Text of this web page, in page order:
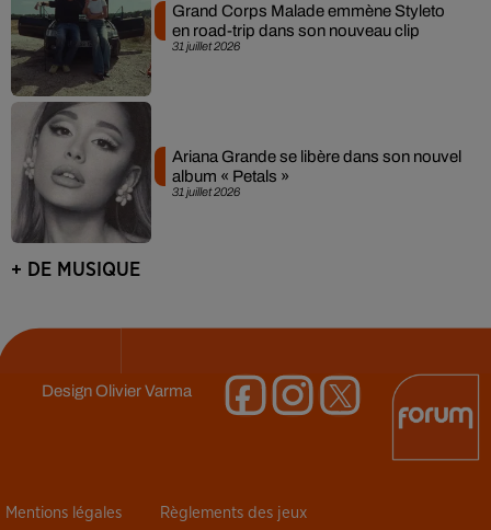
31 juillet 2026
Grand Corps Malade emmène Styleto
en road-trip dans son nouveau clip
31 juillet 2026
Ariana Grande se libère dans son nouvel
album « Petals »
+ DE MUSIQUE
DesignOlivier Varma
Mentions légales Règlements des jeux